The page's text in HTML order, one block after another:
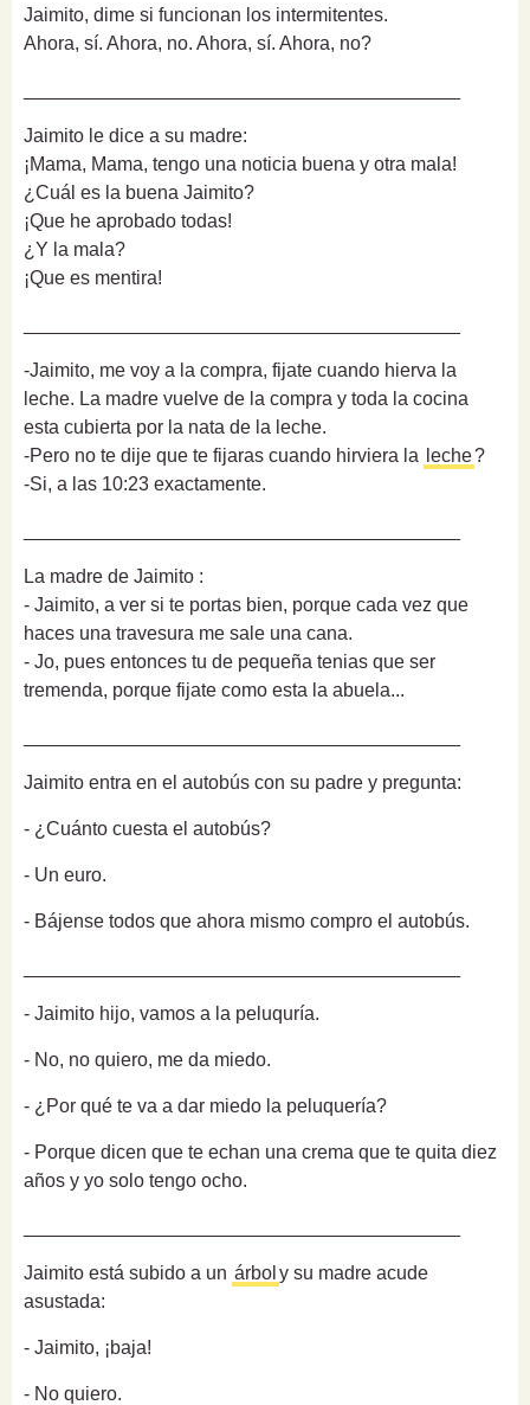
Jaimito, dime si funcionan los intermitentes.
Ahora, sí. Ahora, no. Ahora, sí. Ahora, no?
Jaimito le dice a su madre:
¡Mama, Mama, tengo una noticia buena y otra mala!
¿Cuál es la buena Jaimito?
¡Que he aprobado todas!
¿Y la mala?
¡Que es mentira!
-Jaimito, me voy a la compra, fijate cuando hierva la
leche. La madre vuelve de la compra y toda la cocina
esta cubierta por la nata de la leche.
-Pero no te dije que te fijaras cuando hirviera la leche?
-Si, a las 10:23 exactamente.
La madre de Jaimito :
- Jaimito, a ver si te portas bien, porque cada vez que
haces una travesura me sale una cana.
- Jo, pues entonces tu de pequeña tenias que ser
tremenda, porque fijate como esta la abuela...
Jaimito entra en el autobús con su padre y pregunta:
- ¿Cuánto cuesta el autobús?
- Un euro.
- Bájense todos que ahora mismo compro el autobús.
- Jaimito hijo, vamos a la peluquría.
- No, no quiero, me da miedo.
- ¿Por qué te va a dar miedo la peluquería?
- Porque dicen que te echan una crema que te quita diez
años y yo solo tengo ocho.
Jaimito está subido a un árbol y su madre acude
asustada:
- Jaimito, ¡baja!
- No quiero.